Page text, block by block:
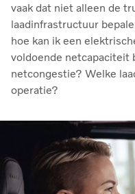
vaak dat niet alleen de
laadinfrastructuur
hoe kan ik een
voldoende netcapaciteit
netcongestie? Welke
operatie?